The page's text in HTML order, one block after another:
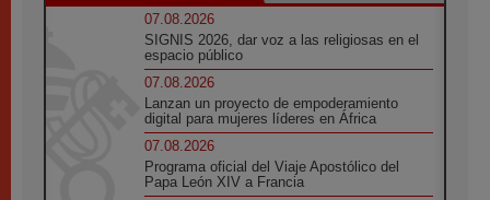
07.08.2026
SIGNIS 2026, dar voz a las religiosas en el
espacio público
07.08.2026
Lanzan un proyecto de empoderamiento
digital para mujeres líderes en África
07.08.2026
Programa oficial del Viaje Apostólico del
Papa León XIV a Francia